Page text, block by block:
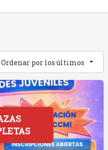
Ordenar por los últimos